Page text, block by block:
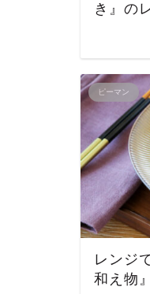
き』の
ピーマン
レンジ
和え物